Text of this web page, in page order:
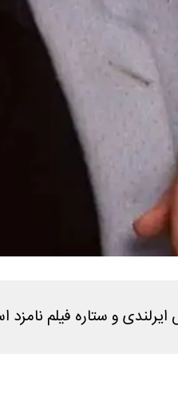
و ستاره فیلم‌ نامزد اسکار